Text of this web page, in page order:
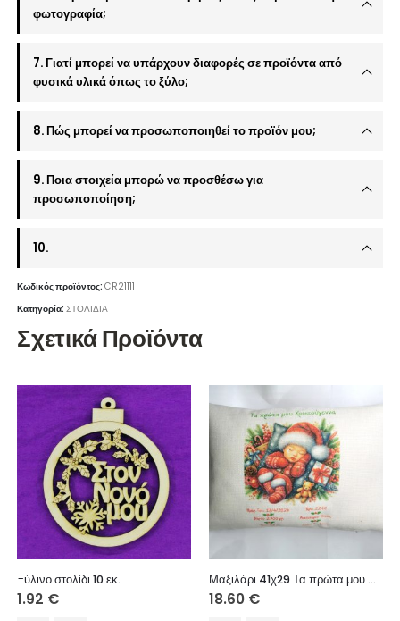
φωτογραφία;
7. Γιατί μπορεί να υπάρχουν διαφορές σε προϊόντα από
φυσικά υλικά όπως το ξύλο;
8. Πώς μπορεί να προσωποποιηθεί το προϊόν μου;
9. Ποια στοιχεία μπορώ να προσθέσω για
προσωποποίηση;
10.
Κωδικός προϊόντος:CR21111
Κατηγορία:ΣΤΟΛΙΔΙΑ
Σχετικά Προϊόντα
Ξύλινο στολίδι 10 εκ.
1.92 €
Μαξιλάρι 41χ29 Τα πρώτα μου Χριστούγεννα
18.60 €